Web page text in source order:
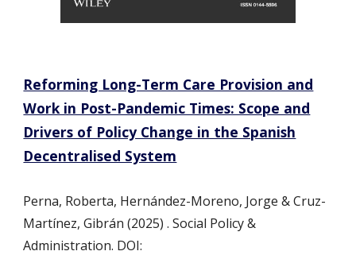
Reforming Long-Term Care Provision and
Work in Post-Pandemic Times: Scope and
Drivers of Policy Change in the Spanish
Decentralised System
Perna, Roberta, Hernández-Moreno, Jorge & Cruz-
Martínez, Gibrán (2025) . Social Policy &
Administration. DOI: